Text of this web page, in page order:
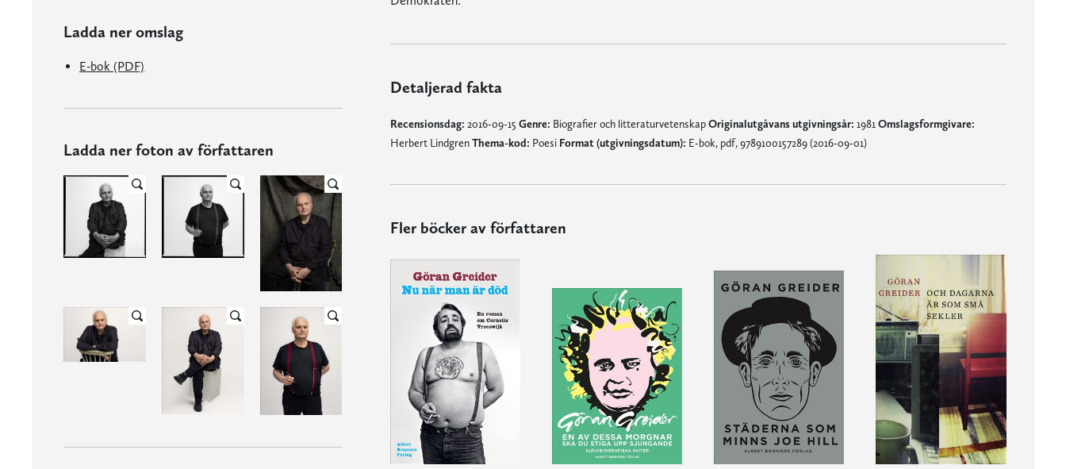
Ladda ner omslag
E-bok (PDF)
Ladda ner foton av författaren
Detaljerad fakta
Recensionsdag: 2016-09-15 Genre: Biografier och litteraturvetenskapOriginalutgåvans utgivningsår: 1981 Omslagsformgivare:
Herbert LindgrenThema-kod: Poesi Format (utgivningsdatum): E-bok, pdf, 9789100157289 (2016-09-01)
Fler böcker av författaren